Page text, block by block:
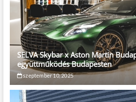
SELVA Skybar x Aston Martin
együttműködés Budapesten
szeptember 10, 2025